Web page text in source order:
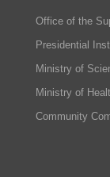
Office of the
Presidential
Ministry of
Ministry of
Community